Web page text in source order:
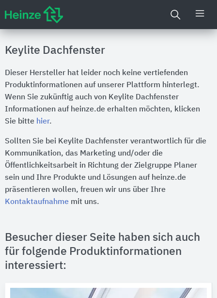
Keylite Dachfenster
Dieser Hersteller hat leider noch keine vertiefenden
Produktinformationen auf unserer Plattform hinterlegt.
Wenn Sie zukünftig auch von Keylite Dachfenster
Informationen auf heinze.de erhalten möchten, klicken
Sie bitte hier.
Sollten Sie bei Keylite Dachfenster verantwortlich für die
Kommunikation, das Marketing und/oder die
Öffentlichkeitsarbeit in Richtung der Zielgruppe Planer
sein und Ihre Produkte und Lösungen auf heinze.de
präsentieren wollen, freuen wir uns über Ihre
Kontaktaufnahme mit uns.
Besucher dieser Seite haben sich auch
für folgende Produktinformationen
interessiert: